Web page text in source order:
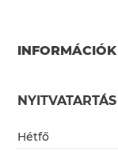
INFORMÁCIÓK
NYITVATARTÁS
Hétfő